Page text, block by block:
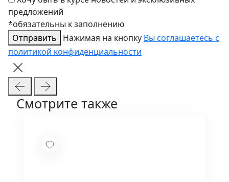
предложений
*обязательны к заполнению
Отправить
Нажимая на кнопку Вы соглашаетесь с
политикой конфиденциальности
Смотрите также